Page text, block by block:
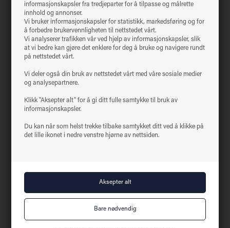
informasjonskapsler fra tredjeparter for å tilpasse og målrette
innhold og annonser.
Vi bruker informasjonskapsler for statistikk, markedsføring og for
å forbedre brukervennligheten til nettstedet vårt.
Vi analyserer trafikken vår ved hjelp av informasjonskapsler, slik
at vi bedre kan gjøre det enklere for deg å bruke og navigere rundt
på nettstedet vårt.
Vi deler også din bruk av nettstedet vårt med våre sosiale medier
og analysepartnere.
Klikk "Aksepter alt" for å gi ditt fulle samtykke til bruk av
informasjonskapsler.
Du kan når som helst trekke tilbake samtykket ditt ved å klikke på
det lille ikonet i nedre venstre hjørne av nettsiden.